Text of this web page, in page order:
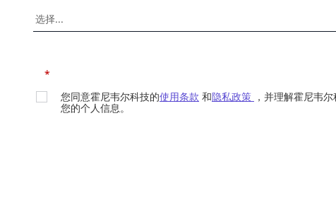
*
您同意霍尼韦尔科技的使用条款 和隐私政策 ，并理解霍尼韦
您的个人信息。